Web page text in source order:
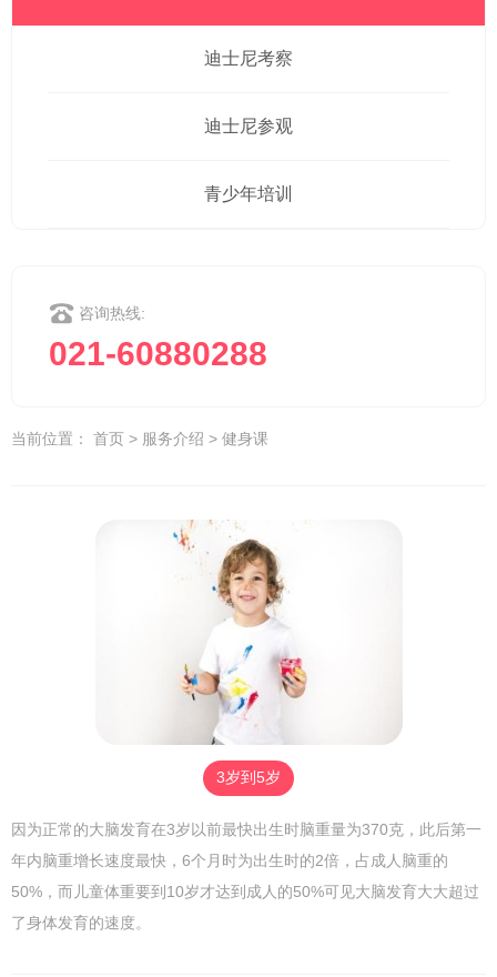
迪士尼考察
迪士尼参观
青少年培训
咨询热线:
021-60880288
当前位置： 首页 > 服务介绍 > 健身课
3岁到5岁
因为正常的大脑发育在3岁以前最快出生时脑重量为370克，此后第一
年内脑重增长速度最快，6个月时为出生时的2倍，占成人脑重的
50%，而儿童体重要到10岁才达到成人的50%可见大脑发育大大超过
了身体发育的速度。